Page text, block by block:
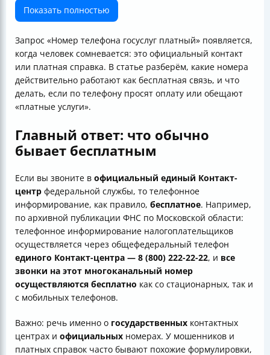
ожидания “в нерабочее”
Записывают ли звонки и кто отвечает
Что делать, если вам всё равно сказали «номер
платный»
Итог
Показать полностью
Запрос «Номер телефона госуслуг платный» появляется,
когда человек сомневается: это официальный контакт
или платная справка. В статье разберём, какие номера
действительно работают как бесплатная связь, и что
делать, если по телефону просят оплату или обещают
«платные услуги».
Главный ответ: что обычно
бывает бесплатным
Если вы звоните в официальный единый Контакт-
центр федеральной службы, то телефонное
информирование, как правило, бесплатное. Например,
по архивной публикации ФНС по Московской области:
телефонное информирование налогоплательщиков
осуществляется через общефедеральный телефон
единого Контакт-центра — 8 (800) 222-22-22, и все
звонки на этот многоканальный номер
осуществляются бесплатно как со стационарных, так и
с мобильных телефонов.
Важно: речь именно о государственных контактных
центрах и официальных номерах. У мошенников и
платных справок часто бывают похожие формулировки,